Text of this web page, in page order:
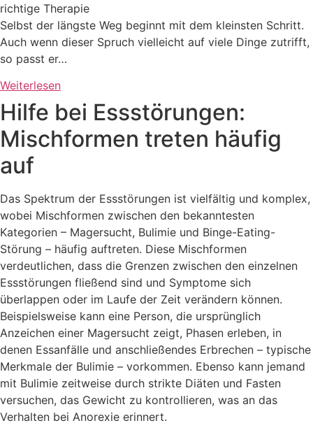
richtige Therapie
Selbst der längste Weg beginnt mit dem kleinsten Schritt.
Auch wenn dieser Spruch vielleicht auf viele Dinge zutrifft,
so passt er…
Weiterlesen
Hilfe bei Essstörungen:
Mischformen treten häufig
auf
Das Spektrum der Essstörungen ist vielfältig und komplex,
wobei Mischformen zwischen den bekanntesten
Kategorien – Magersucht, Bulimie und Binge-Eating-
Störung – häufig auftreten. Diese Mischformen
verdeutlichen, dass die Grenzen zwischen den einzelnen
Essstörungen fließend sind und Symptome sich
überlappen oder im Laufe der Zeit verändern können.
Beispielsweise kann eine Person, die ursprünglich
Anzeichen einer Magersucht zeigt, Phasen erleben, in
denen Essanfälle und anschließendes Erbrechen – typische
Merkmale der Bulimie – vorkommen. Ebenso kann jemand
mit Bulimie zeitweise durch strikte Diäten und Fasten
versuchen, das Gewicht zu kontrollieren, was an das
Verhalten bei Anorexie erinnert.